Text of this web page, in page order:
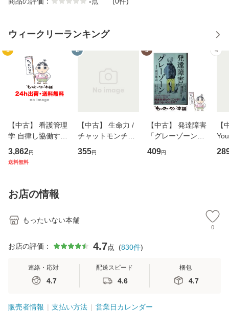
ウィークリーランキング
1
【中古】 看護管理
学 自律し協働する
専門職の看護マネ
ジメントスキル 改
恵 藤本幸三 / 南江
堂 [単行
3,862円
送料無料
2
【中古】 生命力 /
チャットモンチー /
キューンレコード
[CD]【メール便送
355円
3
【中古】 発達障害
「グレーゾーン」
その正しい理解と
克服法 (SB新書 57
409円
4
【
のが
お店の情報
もったいない本舗
0
お店の評価： 4.7点 (830件)
連絡・応対
4.7
配送スピード
4.6
梱包
4.7
販売者情報 支払い方法 営業日カレンダー